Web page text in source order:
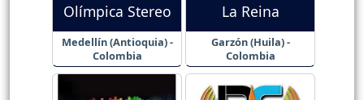
Olímpica Stereo
Medellín (Antioquia) -
Colombia
La Reina
Garzón (Huila) -
Colombia